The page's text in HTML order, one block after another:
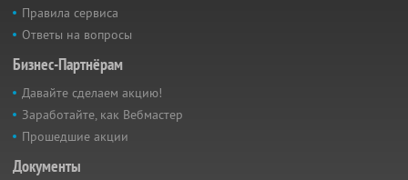
Правила сервиса
Ответы на вопросы
Бизнес-Партнёрам
Давайте сделаем акцию!
Заработайте, как Вебмастер
Прошедшие акции
Документы